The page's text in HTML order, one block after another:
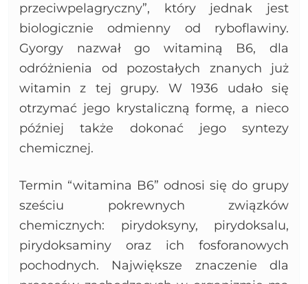
przeciwpelagryczny”, który jednak jest
biologicznie odmienny od ryboflawiny.
Gyorgy nazwał go witaminą B6, dla
odróżnienia od pozostałych znanych już
witamin z tej grupy. W 1936 udało się
otrzymać jego krystaliczną formę, a nieco
później także dokonać jego syntezy
chemicznej.
Termin “witamina B6” odnosi się do grupy
sześciu pokrewnych związków
chemicznych: pirydoksyny, pirydoksalu,
pirydoksaminy oraz ich fosforanowych
pochodnych. Największe znaczenie dla